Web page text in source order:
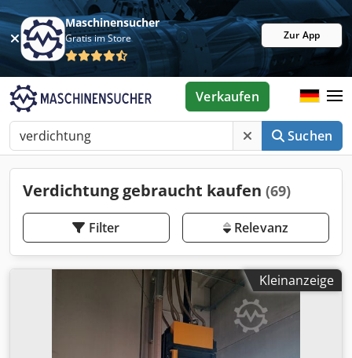
Maschinensucher
Gratis im Store Zur App
Suchen
Verkaufen
Verdichtung gebraucht kaufen (69)
Filter Relevanz
Kleinanzeige